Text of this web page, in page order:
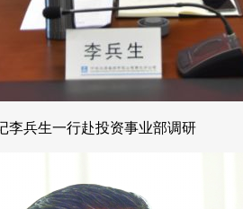
李兵生一行赴投资事业部调研